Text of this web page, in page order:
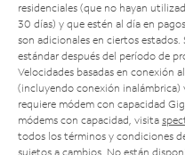
residenciales (que no hayan
30 días) y que estén al día en
son adicionales en ciertos estados.
estándar después del período de
Velocidades basadas en conexión
(incluyendo conexión inalámbrica)
requiere módem con capacidad
módems con capacidad, visita
todos los términos y condiciones
sujetos a cambios. No están